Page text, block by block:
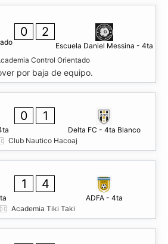
0 2
Escuela Daniel Messina - 4ta
Control Orientado
por baja de equipo.
0 1
Delta FC - 4ta Blanco
Club Nautico Hacoaj
1 4
ADFA - 4ta
Academia Tiki Taki